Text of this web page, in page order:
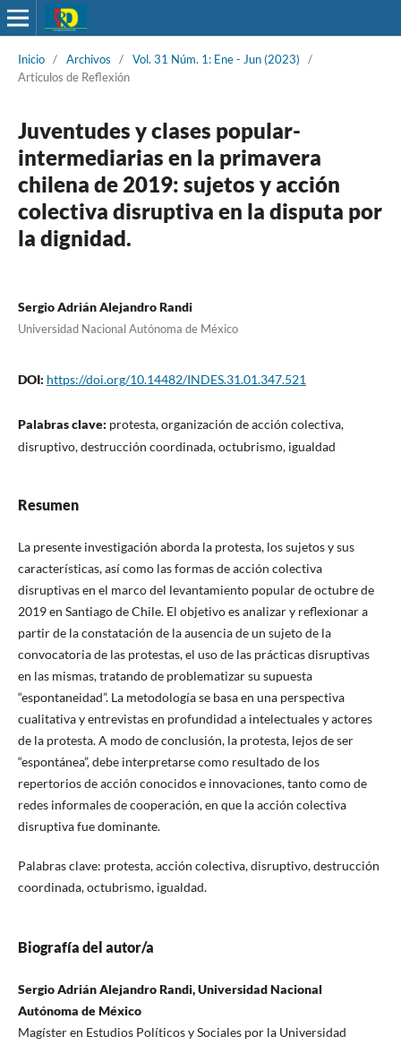
Inicio / Archivos / Vol. 31 Núm. 1: Ene - Jun (2023)
/
Articulos de Reflexión
Juventudes y clases popular-
intermediarias en la primavera
chilena de 2019: sujetos y acción
colectiva disruptiva en la disputa por
la dignidad.
Sergio Adrián Alejandro Randi
Universidad Nacional Autónoma de México
DOI: https://doi.org/10.14482/INDES.31.01.347.521
Palabras clave: protesta, organización de acción colectiva,
disruptivo, destrucción coordinada, octubrismo, igualdad
Resumen
La presente investigación aborda la protesta, los sujetos y sus
características, así como las formas de acción colectiva
disruptivas en el marco del levantamiento popular de octubre de
2019 en Santiago de Chile. El objetivo es analizar y reflexionar a
partir de la constatación de la ausencia de un sujeto de la
convocatoria de las protestas, el uso de las prácticas disruptivas
en las mismas, tratando de problematizar su supuesta
“espontaneidad”. La metodología se basa en una perspectiva
cualitativa y entrevistas en profundidad a intelectuales y actores
de la protesta. A modo de conclusión, la protesta, lejos de ser
“espontánea”, debe interpretarse como resultado de los
repertorios de acción conocidos e innovaciones, tanto como de
redes informales de cooperación, en que la acción colectiva
disruptiva fue dominante.
Palabras clave: protesta, acción colectiva, disruptivo, destrucción
coordinada, octubrismo, igualdad.
Biografía del autor/a
Sergio Adrián Alejandro Randi, Universidad Nacional
Autónoma de México
Magíster en Estudios Políticos y Sociales por la Universidad